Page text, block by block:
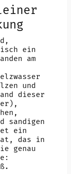
ein
am
und
dieser
sandigen
ein
das in
genau